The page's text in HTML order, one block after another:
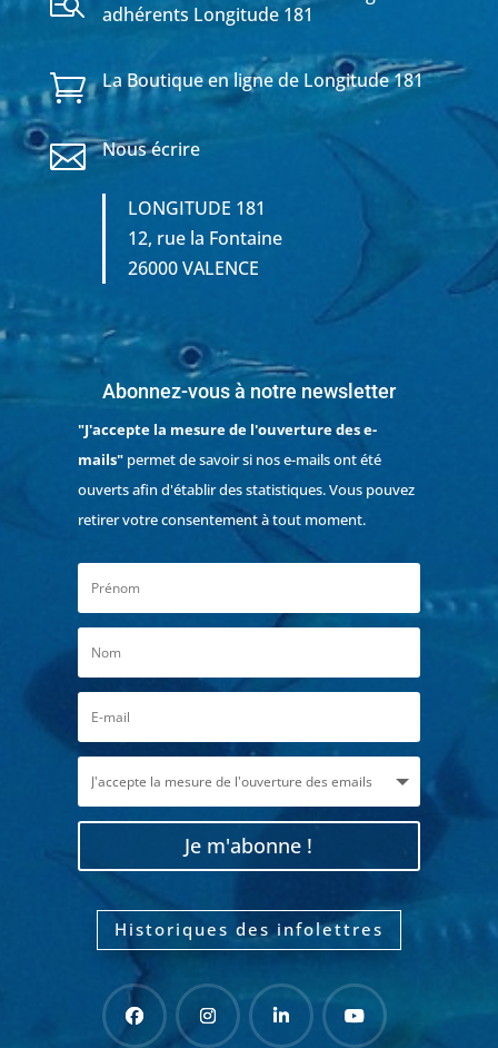
adhérents Longitude 181
 La Boutique en ligne de Longitude 181
 Nous écrire
LONGITUDE 181
12, rue la Fontaine
26000 VALENCE
Abonnez-vous à notre newsletter
"J'accepte la mesure de l'ouverture des e-
mails"permet de savoir si nos e-mails ont été
ouverts afin d'établir des statistiques. Vous pouvez
retirer votre consentement à tout moment.
Je m'abonne !
Historiques des infolettres